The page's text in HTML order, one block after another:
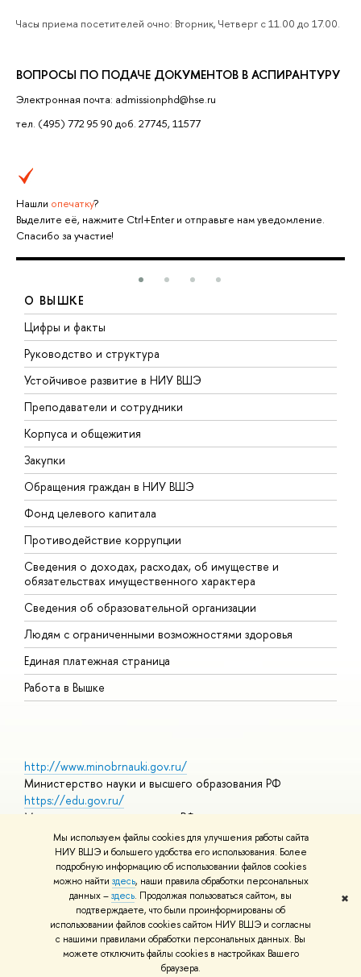
Мы используем файлы cookies для улучшения работы сайта
НИУ ВШЭ и большего удобства его использования. Более
подробную информацию об использовании файлов cookies
можно найти здесь, наши правила обработки персональных
данных –здесь. Продолжая пользоваться сайтом, вы
подтверждаете, что были проинформированы об
использовании файлов cookies сайтом НИУ ВШЭ и согласны
с нашими правилами обработки персональных данных. Вы
можете отключить файлы cookies в настройках Вашего
браузера.
✖
Часы приема посетителей очно: Вторник, Четверг с 11.00 до 17.00.
ВОПРОСЫ ПО ПОДАЧЕ ДОКУМЕНТОВ В АСПИРАНТУРУ
Электронная почта: admissionphd@hse.ru
тел. (495) 772 95 90 доб. 27745, 11577
Нашли опечатку?
Выделите её, нажмите Ctrl+Enter и отправьте нам уведомление.
Спасибо за участие!
О ВЫШКЕ
Цифры и факты
Руководство и структура
Устойчивое развитие в НИУ ВШЭ
Преподаватели и сотрудники
Корпуса и общежития
Закупки
Обращения граждан в НИУ ВШЭ
Фонд целевого капитала
Противодействие коррупции
Сведения о доходах, расходах, об имуществе и
обязательствах имущественного характера
Сведения об образовательной организации
Людям с ограниченными возможностями здоровья
Единая платежная страница
Работа в Вышке
http://www.minobrnauki.gov.ru/
Министерство науки и высшего образования РФ
https://edu.gov.ru/
Министерство просвещения РФ
https://elearning.hse.ru/mooc
Массовые открытые онлайн-курсы
© НИУ ВШЭ 1993–2026 Адреса и контактыУсловия
использования материалов Политика конфиденциальности
Шрифты HSE Sans и HSE Slab разработаны вШколе дизайна НИУ